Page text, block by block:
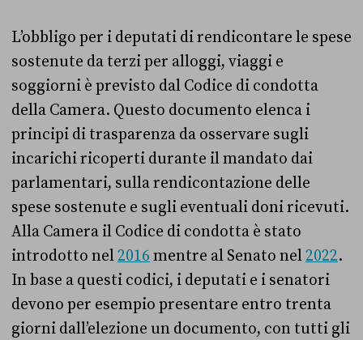
L’obbligo per i deputati di rendicontare le spese
sostenute da terzi per alloggi, viaggi e
soggiorni è previsto dal Codice di condotta
della Camera. Questo documento elenca i
principi di trasparenza da osservare sugli
incarichi ricoperti durante il mandato dai
parlamentari, sulla rendicontazione delle
spese sostenute e sugli eventuali doni ricevuti.
Alla Camera il Codice di condotta è stato
introdotto nel2016 mentre al Senato nel2022.
In base a questi codici, i deputati e i senatori
devono per esempio presentare entro trenta
giorni dall’elezione un documento, con tutti gli